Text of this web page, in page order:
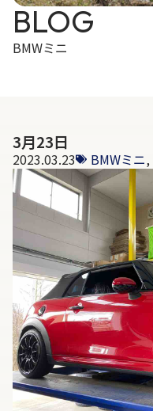
BLOG
BMWミニ
3月23日
2023.03.23 BMWミニ,